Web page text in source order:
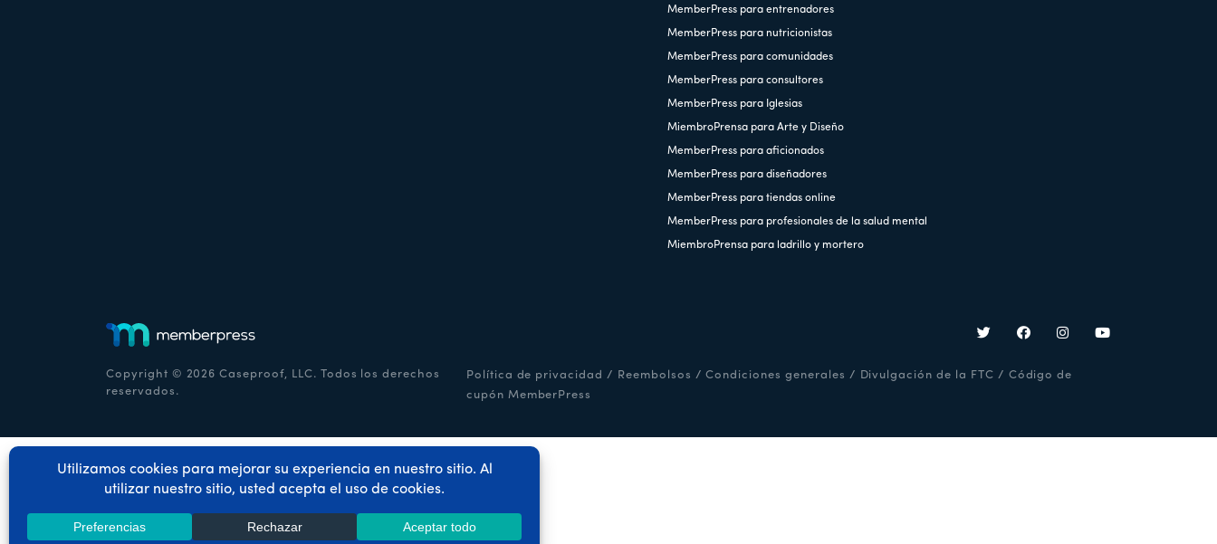
MemberPress para entrenadores
MemberPress para nutricionistas
MemberPress para comunidades
MemberPress para consultores
MemberPress para Iglesias
MiembroPrensa para Arte y Diseño
MemberPress para aficionados
MemberPress para diseñadores
MemberPress para tiendas online
MemberPress para profesionales de la salud mental
MiembroPrensa para ladrillo y mortero
Copyright © 2026 Caseproof, LLC. Todos los derechos
reservados.
Política de privacidad / Reembolsos / Condiciones generales / Divulgación de la FTC / Código de
cupón MemberPress